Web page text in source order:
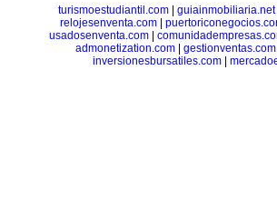
turismoestudiantil.com| guiainmobiliaria.net
relojesenventa.com|
usadosenventa.com|
admonetization.com| gestionventas.com
inversionesbursatiles.com|